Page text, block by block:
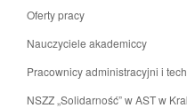
Oferty pracy
Nauczyciele akademiccy
Pracownicy administracyjni i
NSZZ „Solidarność” w AST w